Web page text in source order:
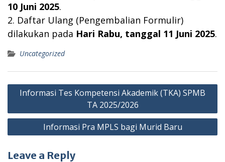
10 Juni 2025.
2. Daftar Ulang (Pengembalian Formulir)
dilakukan pada Hari Rabu, tanggal 11 Juni 2025.
Uncategorized
Post
Informasi Tes Kompetensi Akademik (TKA) SPMB
TA 2025/2026
Informasi Pra MPLS bagi Murid Baru
Leave a Reply